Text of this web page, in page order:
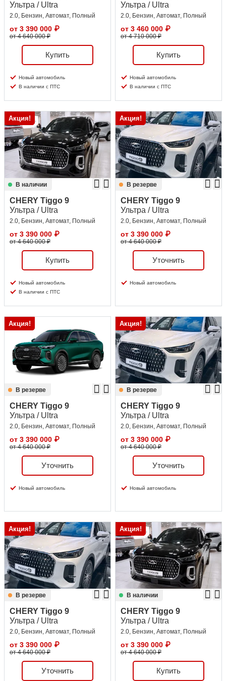
Ультра / Ultra
2.0, Бензин, Автомат, Полный
от 3 390 000 ₽
от 4 640 000 ₽
Купить
Новый автомобиль
В наличии с ПТС
Ультра / Ultra
2.0, Бензин, Автомат, Полный
от 3 460 000 ₽
от 4 710 000 ₽
Купить
Новый автомобиль
В наличии с ПТС
Акция!
В наличии
CHERY Tiggo 9
Ультра / Ultra
2.0, Бензин, Автомат, Полный
от 3 390 000 ₽
от 4 640 000 ₽
Купить
Новый автомобиль
В наличии с ПТС
Акция!
В резерве
CHERY Tiggo 9
Ультра / Ultra
2.0, Бензин, Автомат, Полный
от 3 390 000 ₽
от 4 640 000 ₽
Уточнить
Новый автомобиль
Акция!
В резерве
CHERY Tiggo 9
Ультра / Ultra
2.0, Бензин, Автомат, Полный
от 3 390 000 ₽
от 4 640 000 ₽
Уточнить
Новый автомобиль
Акция!
В резерве
CHERY Tiggo 9
Ультра / Ultra
2.0, Бензин, Автомат, Полный
от 3 390 000 ₽
от 4 640 000 ₽
Уточнить
Новый автомобиль
Акция!
В резерве
CHERY Tiggo 9
Ультра / Ultra
2.0, Бензин, Автомат, Полный
от 3 390 000 ₽
от 4 640 000 ₽
Уточнить
Акция!
В наличии
CHERY Tiggo 9
Ультра / Ultra
2.0, Бензин, Автомат, Полный
от 3 390 000 ₽
от 4 640 000 ₽
Купить